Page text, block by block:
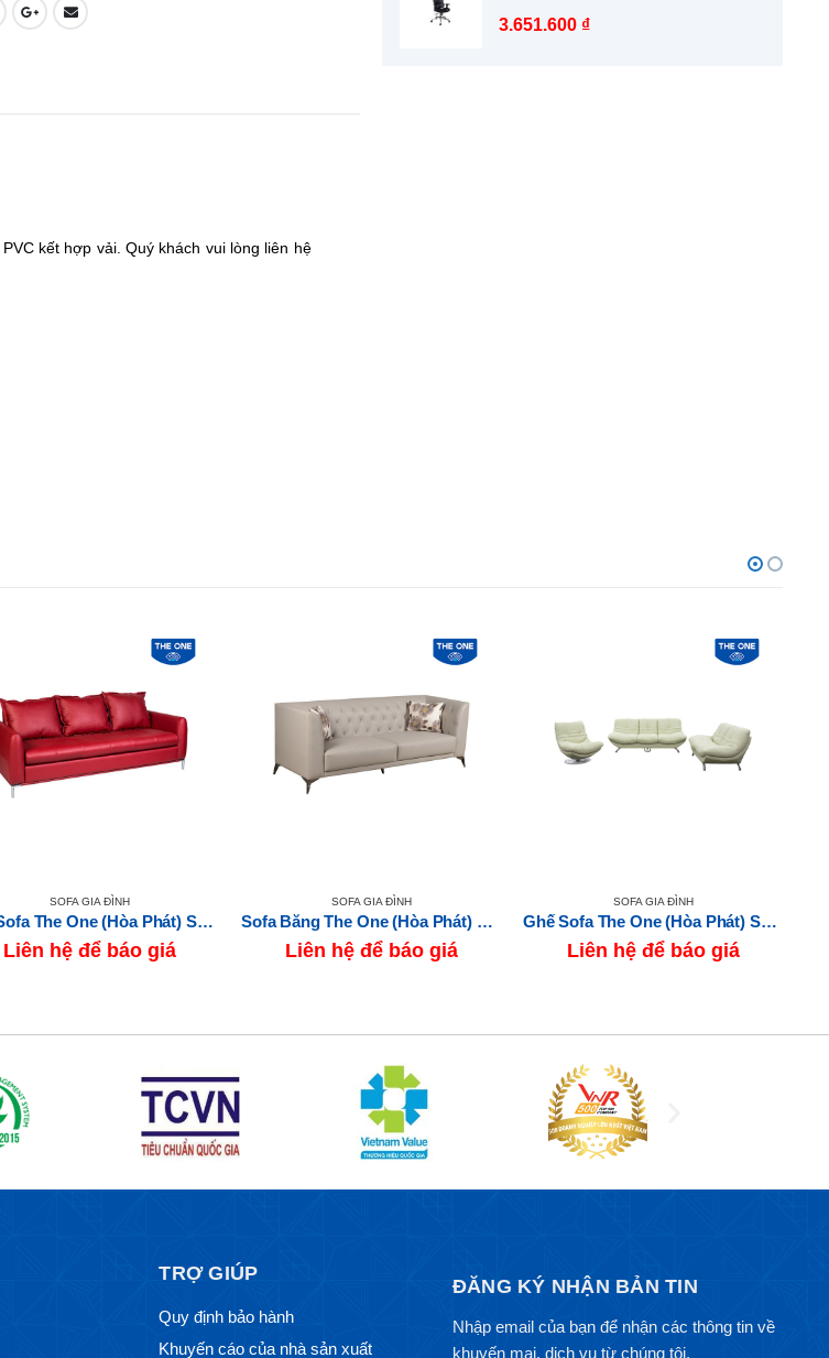
kết hợp vải. Quý khách vui lòng liên hệ
3.651.600 ₫
SOFA GIA ĐÌNH
Ghế Sofa The One (Hòa Phát) SF312
Liên hệ để báo giá
SOFA GIA ĐÌNH
Sofa Băng The One (Hòa Phát) SF321-3
Liên hệ để báo giá
SOFA GIA ĐÌNH
Ghế Sofa The One (Hòa Phát) SF306A
Liên hệ để báo giá
TRỢ GIÚP
Quy định bảo hành
Khuyến cáo của nhà sản xuất
ĐĂNG KÝ NHẬN BẢN TIN
Nhập email của bạn để nhận các thông tin về
khuyến mại, dịch vụ từ chúng tôi.